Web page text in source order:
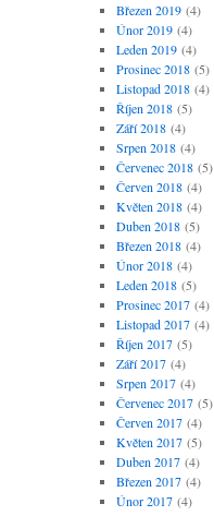
Březen 2019(4)
Únor 2019(4)
Leden 2019(4)
Prosinec 2018(5)
Listopad 2018(4)
Říjen 2018(5)
Září 2018(4)
Srpen 2018(4)
Červenec 2018(5)
Červen 2018(4)
Květen 2018(4)
Duben 2018(5)
Březen 2018(4)
Únor 2018(4)
Leden 2018(5)
Prosinec 2017(4)
Listopad 2017(4)
Říjen 2017(5)
Září 2017(4)
Srpen 2017(4)
Červenec 2017(5)
Červen 2017(4)
Květen 2017(5)
Duben 2017(4)
Březen 2017(4)
Únor 2017(4)